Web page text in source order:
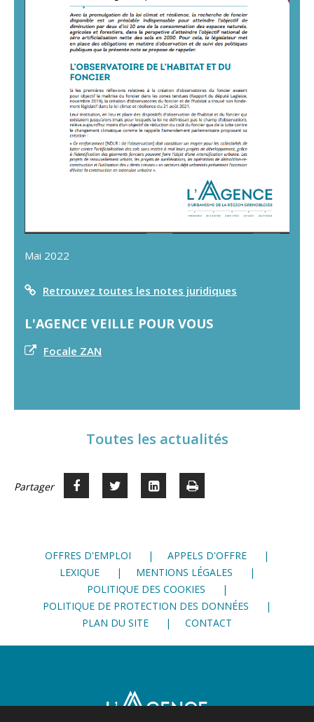
Mai 2022
Retrouvez toutes les notes juridiques
L'AGENCE VEILLE POUR VOUS
Focale ZAN
Toutes les actualités
Partager Partager
Partager
Voir
Imprimer
OFFRES D'EMPLOI
APPELS D'OFFRE
LEXIQUE
MENTIONS LÉGALES
POLITIQUE DES COOKIES
POLITIQUE DE PROTECTION DES DONNÉES
PLAN DU SITE
CONTACT